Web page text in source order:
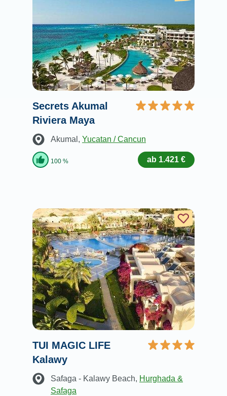
Secrets Akumal
Riviera Maya
Akumal , Yucatan / Cancun
100 % ab 1.421 €
TUI MAGIC LIFE
Kalawy
Safaga - Kalawy Beach, Hurghada &
Safaga